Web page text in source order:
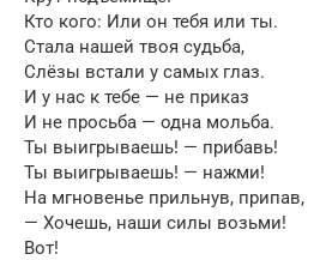
Кто кого: Или он тебя или ты.
Стала нашей твоя судьба,
Слёзы встали у самых глаз.
И у нас к тебе — не приказ
И не просьба — одна мольба.
Ты выигрываешь! — прибавь!
Ты выигрываешь! — нажми!
На мгновенье прильнув, припав,
— Хочешь, наши силы возьми!
Вот!